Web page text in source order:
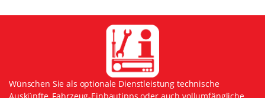
Wünschen Sie als optionale Dienstleistung technische
Auskünfte, Fahrzeug-Einbautipps oder auch vollumfängliche